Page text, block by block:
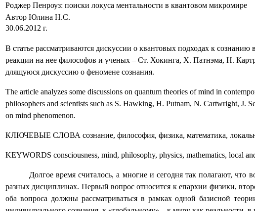
Роджер Пенроуз: поиски локуса ментальности в квантовом микромире
Автор Юлина Н.С.
30.06.2012 г.
В статье рассматриваются дискуссии о квантовых подходах к
реакции на нее философов и ученых – Ст. Хокинга, Х. Патнэма, Н.
длящуюся дискуссию о феномене сознания.
The article analyzes some discussions on quantum theories of mind in
philosophers and scientists such as S. Hawking, H. Putnam, N. Cartwright, J.
on mind phenomenon.
КЛЮЧЕВЫЕ СЛОВА сознание, философия, физика, математика,
KEYWORDS consciousness, mind, philosophy, physics, mathematics, local
Долгое время считалось, а многие и сегодня так полагают,
разных дисциплинах. Первый вопрос относится к епархии физики,
оба вопроса должны рассматриваться в рамках одной базисной